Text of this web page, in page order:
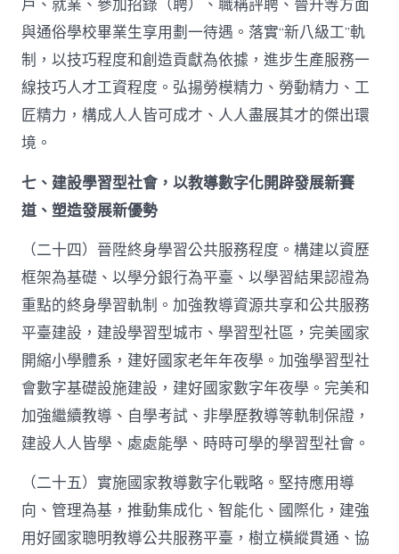
戶、就業、參加招錄（聘）、職稱評聘、晉升等方面
與通俗學校畢業生享用劃一待遇。落實“新八級工”軌
制，以技巧程度和創造貢獻為依據，進步生產服務一
線技巧人才工資程度。弘揚勞模精力、勞動精力、工
匠精力，構成人人皆可成才、人人盡展其才的傑出環
境。
七、建設學習型社會，以教導數字化開辟發展新賽
道、塑造發展新優勢
（二十四）晉陞終身學習公共服務程度。構建以資歷
框架為基礎、以學分銀行為平臺、以學習結果認證為
重點的終身學習軌制。加強教導資源共享和公共服務
平臺建設，建設學習型城市、學習型社區，完美國家
開縮小學體系，建好國家老年年夜學。加強學習型社
會數字基礎設施建設，建好國家數字年夜學。完美和
加強繼續教導、自學考試、非學歷教導等軌制保證，
建設人人皆學、處處能學、時時可學的學習型社會。
（二十五）實施國家教導數字化戰略。堅持應用導
向、管理為基，推動集成化、智能化、國際化，建強
用好國家聰明教導公共服務平臺，樹立橫縱貫通、協